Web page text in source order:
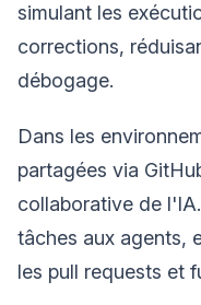
simulant les
corrections,
débogage.
Dans les
partagées via
collaborative de
tâches aux agents,
les pull requests et